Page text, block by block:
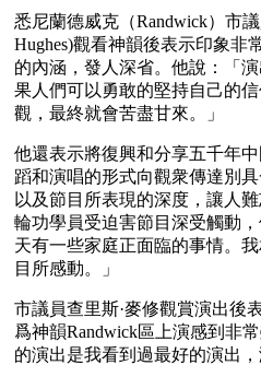
悉尼蘭德威克（Randwick）市
Hughes)觀看神韻後表示印象非
的內涵，發人深省。他說：「
果人們可以勇敢的堅持自己的
觀，最終就會苦盡甘來。」
他還表示將復興和分享五千年
蹈和演唱的形式向觀衆傳達別
以及節目所表現的深度，讓人
輪功學員受迫害節目深受觸動
天有一些家庭正面臨的事情。
目所感動。」
市議員查里斯·麥修觀賞演出後
爲神韻Randwick區上演感到非
的演出是我看到過最好的演出